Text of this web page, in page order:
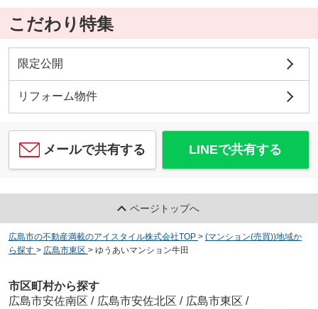
こだわり特集
限定公開
リフォーム物件
メールで共有する LINEで共有する
ページトップへ
広島市の不動産満載のアイスタイル株式会社TOP > (マンション(売買))地域か
ら探す > 広島市東区 > ゆうあいマンション牛田
市区町村から探す
広島市安佐南区 / 広島市安佐北区 / 広島市東区 /